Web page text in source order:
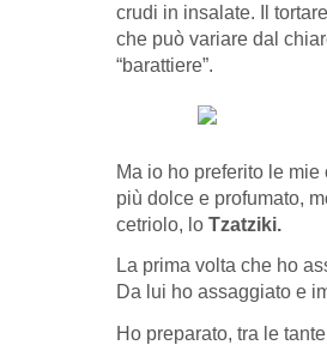
crudi in insalate. Il
che può variare dal
“barattiere”.
Ma io ho preferito le
più dolce e profumato,
cetriolo, lo Tzatziki.
La prima volta che ho
Da lui ho assaggiato e
Ho preparato, tra le